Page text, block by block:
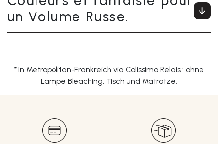
un Volume Russe.
* In Metropolitan-Frankreich via Colissimo Relais : ohne
Lampe Bleaching, Tisch und Matratze.